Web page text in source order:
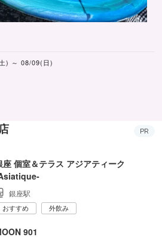
) ～ 08/09(日)
PR
座 個室＆テラス アジアティーク
銀座駅
おすすめ 外飲み
901